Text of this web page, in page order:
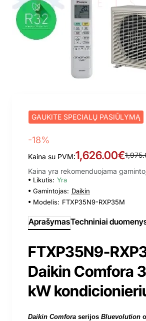
GAUKITE SPECIALŲ PASIŪLYMĄ
-18%
Kaina su PVM:1,626.00€
Kaina yra rekomenduojama
Likutis: Yra
Gamintojas: Daikin
Modelis: FTXP35N9-RXP35M
AprašymasTechniniai
FTXP35N9-
Daikin Comfora
kW
Daikin Comfora serijos Bluevolution